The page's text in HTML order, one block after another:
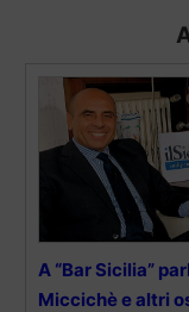
A “Bar Sicilia”
Miccichè e altri